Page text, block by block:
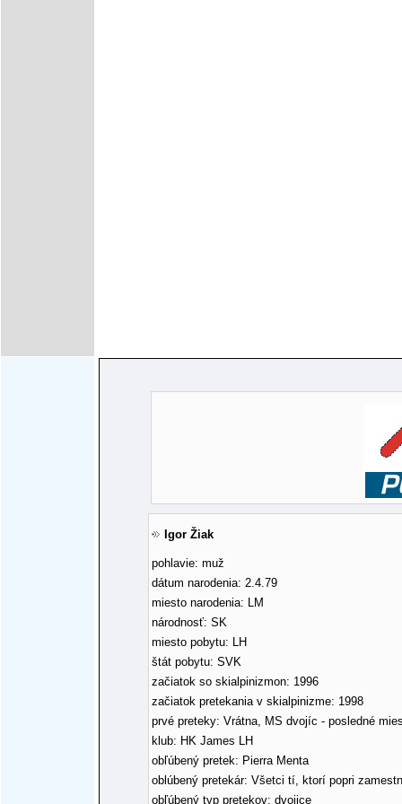
Igor Žiak
pohlavie: muž
dátum narodenia: 2.4.79
miesto narodenia: LM
národnosť: SK
miesto pobytu: LH
štát pobytu: SVK
začiatok so skialpinizmon: 1996
začiatok pretekania v skialpinizme: 1998
prvé preteky: Vrátna, MS dvojíc - posledné
klub: HK James LH
obľúbený pretek: Pierra Menta
oblúbený pretekár: Všetci tí, ktorí popri
obľúbený typ pretekov: dvojice